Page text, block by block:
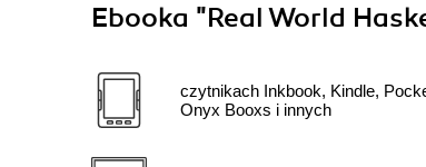
Ebooka "Real World
czytnikach Inkbook, Kindle,
Onyx Booxs i innych